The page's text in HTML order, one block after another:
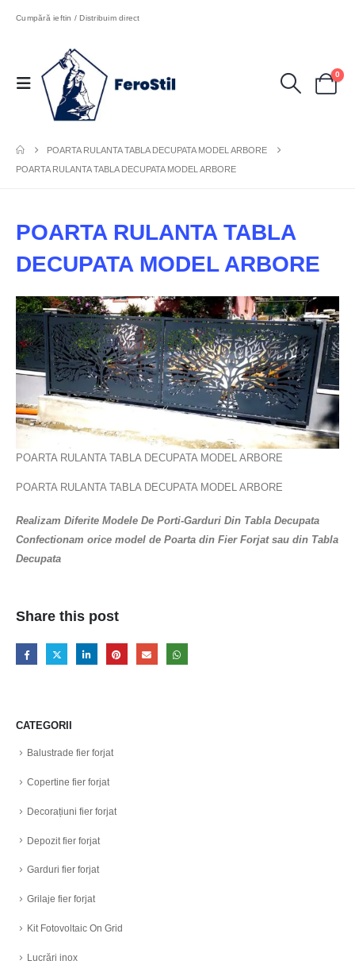
Cumpără ieftin / Distribuim direct
0
POARTA RULANTA TABLA DECUPATA MODEL ARBORE
POARTA RULANTA TABLA DECUPATA MODEL ARBORE
POARTA RULANTA TABLA
DECUPATA MODEL ARBORE
POARTA RULANTA TABLA DECUPATA MODEL ARBORE
POARTA RULANTA TABLA DECUPATA MODEL ARBORE
Realizam Diferite Modele De Porti-Garduri Din Tabla Decupata
Confectionam orice model de Poarta din Fier Forjat sau din Tabla
Decupata
Share this post
CATEGORII
Balustrade fier forjat
Copertine fier forjat
Decorațiuni fier forjat
Depozit fier forjat
Garduri fier forjat
Grilaje fier forjat
Kit Fotovoltaic On Grid
Lucrări inox